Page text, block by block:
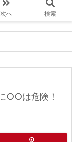
次へ 検索
○○は危険！